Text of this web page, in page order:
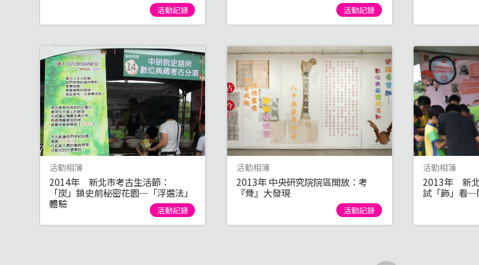
活動記錄 活動記錄
活動相簿
2014年 新北市考古生活節：
「炭」鎖史前秘密花園─「浮選法」
體驗
活動記錄
活動相簿
2013年 中央研究院院區開放：考
『骨』大發現
活動記錄
活動相簿
2013年 新北
試「飾」看─